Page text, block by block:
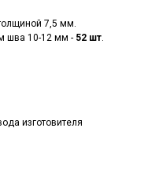
7,5 мм.
шва 10-12 мм - 52 шт
изготовителя